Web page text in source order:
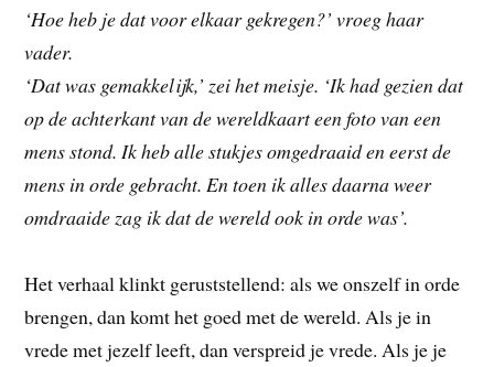
‘Hoe heb je dat voor elkaar gekregen?’ vroeg haar
vader.
‘Dat was gemakkelijk,’ zei het meisje. ‘Ik had gezien dat
op de achterkant van de wereldkaart een foto van een
mens stond. Ik heb alle stukjes omgedraaid en eerst de
mens in orde gebracht. En toen ik alles daarna weer
omdraaide zag ik dat de wereld ook in orde was’.
Het verhaal klinkt geruststellend: als we onszelf in orde
brengen, dan komt het goed met de wereld. Als je in
vrede met jezelf leeft, dan verspreid je vrede. Als je je